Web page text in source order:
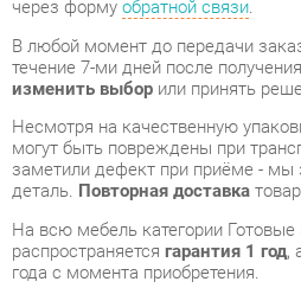
Несмотря на качественную
могут быть повреждены при
заметили дефект при приёме - мы
деталь.Повторная доставка
На всю мебель категории Готовые
распространяетсягарантия 1 год, а
года с момента приобретения.
Комплект мебели для прихожей
2 Белый Дезира Эш- это
производстваЛюбимый дом,
современному государственному